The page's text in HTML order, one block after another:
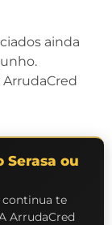
ainda
Serasa ou
continua te
ArrudaCred